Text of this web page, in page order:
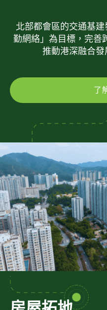
北部都會區的交通基
勤網絡」為目標，完善
推動港深融合發
了